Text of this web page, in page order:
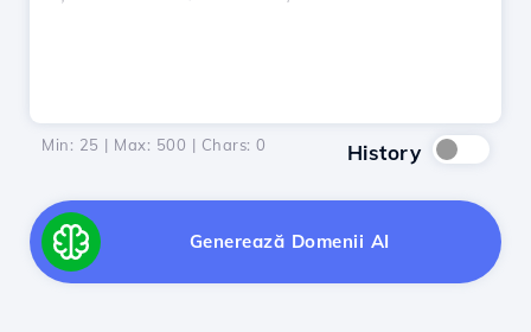
Min: 25 | Max: 500 | Chars: 0 History
Generează Domenii AI